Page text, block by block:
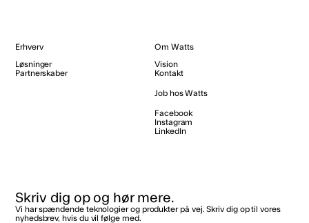
Erhverv
Løsninger
Partnerskaber
Om Watts
Vision
Kontakt
Job hos Watts
Facebook
Instagram
LinkedIn
Skriv dig op og hør mere.
Vi har spændende teknologier og produkter på vej. Skriv dig op til vores
nyhedsbrev, hvis du vil følge med.‌